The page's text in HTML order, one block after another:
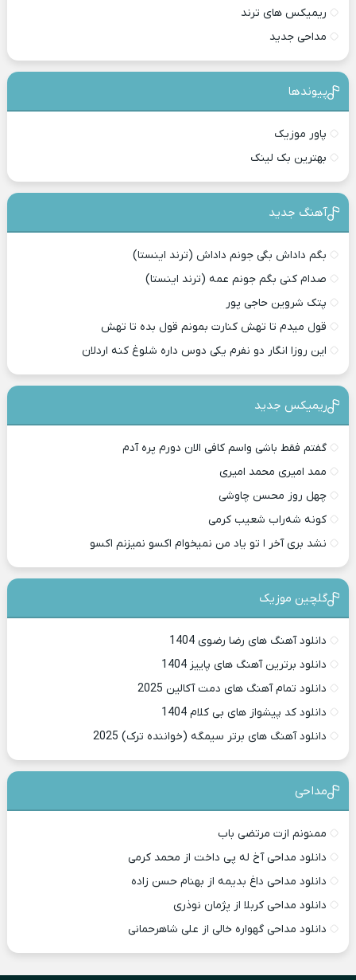
ریمیکس های ترند
مداحی جدید
پیوندها
پاور موزیک
بهترین بک لینک
آهنگ جدید
بگم داداش بگی جونم داداش (ترند اینستا)
صدام کنی بگم جونم عمه (ترند اینستا)
پتک شروین حاجی پور
قول میدم تا تهش کنارت بمونم قول بده تا تهش
این روزا انگار دو نفرم یکی دوس داره شلوغ کنه اردلان
ریمیکس جدید
گفتم فقط باشی واسم کافی الان دورم پره آدم
ممد امیری محمد امیری
چهل روز محسن چاوشی
کونه شه‌راب شعیب کرمی
نشد بری آخر ا تو یاد من نمیخوام اکسو نمیزنم اکسو
گلچین موزیک
دانلود آهنگ های رضا رضوی 1404
دانلود برترین آهنگ های پاییز 1404
دانلود تمام آهنگ های دمت آکالین 2025
دانلود کد پیشواز های بی کلام 1404
دانلود آهنگ های برتر سیمگه (خواننده ترک) 2025
مداحی
ممنونم ازت مرتضی باب
دانلود مداحی آخ له پی داخت از محمد کرمی
دانلود مداحی داغ بدیمه از بهنام حسن زاده
دانلود مداحی کربلا از پژمان نوذری
دانلود مداحی گهواره خالی از علی شاهرحمانی